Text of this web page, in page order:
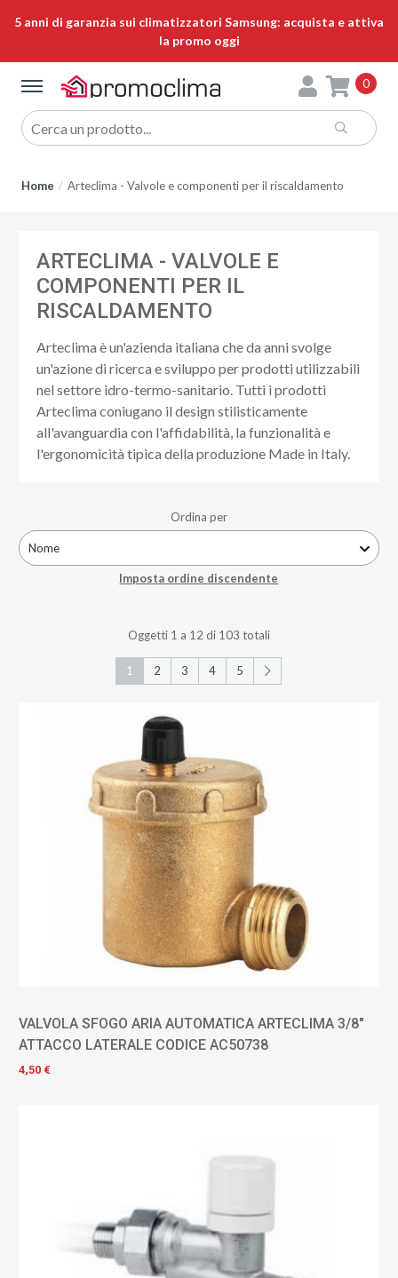
5 anni di garanzia sui climatizzatori Samsung: acquista e attiva
la promo oggi
0
Home Arteclima - Valvole e componenti per il riscaldamento
ARTECLIMA - VALVOLE E
COMPONENTI PER IL
RISCALDAMENTO
Arteclima è un'azienda italiana che da anni svolge
un'azione di ricerca e sviluppo per prodotti utilizzabili
nel settore idro-termo-sanitario. Tutti i prodotti
Arteclima coniugano il design stilisticamente
all'avanguardia con l'affidabilità, la funzionalità e
l'ergonomicità tipica della produzione Made in Italy.
Ordina per
Nome
Imposta ordine discendente
Oggetti 1 a 12 di 103 totali
1 2 3 4 5
VALVOLA SFOGO ARIA AUTOMATICA ARTECLIMA 3/8"
ATTACCO LATERALE CODICE AC50738
4,50 €